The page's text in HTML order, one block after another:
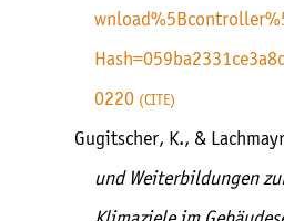
0220
CITE
Gugitscher, K., &
und Weiterbildungen